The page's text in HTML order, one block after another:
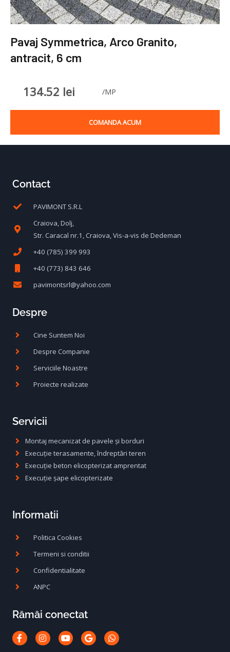
Pavaj Symmetrica, Arco Granito,
antracit, 6 cm
134.52 lei /MP
COMANDA ACUM
Contact
PAVIMONT S.R.L
Craiova, Dolj,
Str. Caracal nr.1, Craiova, Vis-a-vis de Dedeman
+40 (785) 399 993
+40 (773) 843 646
pavimontsrl@yahoo.com
Despre
Cine Suntem Noi
Despre Companie
Serviciile Noastre
Proiecte realizate
Servicii
Montaj mecanizat de pavele și borduri
Execuție terasamente, îndreptări teren
Execuție beton elicopterizat amprentat
Execuție șape elicopterizate
Informatii
Politica Cookies
Termeni si conditii
Confidentialitate
ANPC
Rămâi conectat
Facebook-
f
Instagram
YoutubeGoogleWhatsapp